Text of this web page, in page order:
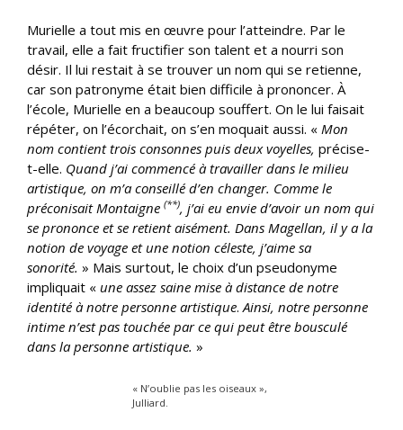
Murielle a tout mis en œuvre pour l’atteindre. Par le
travail, elle a fait fructifier son talent et a nourri son
désir. Il lui restait à se trouver un nom qui se retienne,
car son patronyme était bien difficile à prononcer. À
l’école, Murielle en a beaucoup souffert. On le lui faisait
répéter, on l’écorchait, on s’en moquait aussi. « Mon
nom contient trois consonnes puis deux voyelles, précise-
t-elle. Quand j’ai commencé à travailler dans le milieu
artistique, on m’a conseillé d’en changer. Comme le
préconisait Montaigne (**), j’ai eu envie d’avoir un nom qui
se prononce et se retient aisément. Dans Magellan, il y a la
notion de voyage et une notion céleste, j’aime sa
sonorité. » Mais surtout, le choix d’un pseudonyme
impliquait « une assez saine mise à distance de notre
identité à notre personne artistique.Ainsi, notre personne
intime n’est pas touchée par ce qui peut être bousculé
dans la personne artistique. »
« N’oublie pas les oiseaux »,
Julliard.